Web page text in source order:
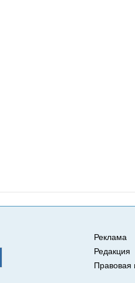
Реклама
Редакция